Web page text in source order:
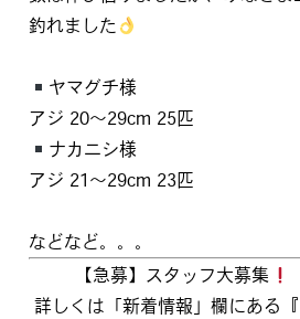
釣れました
ヤマグチ様
アジ 20～29cm 25匹
ナカニシ様
アジ 21～29cm 23匹
などなど。。。
【急募】スタッフ大募集
詳しくは「新着情報」欄にある